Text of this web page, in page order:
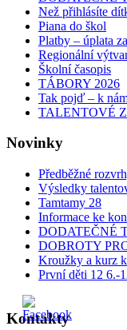
Než přihlásíte
Piana do škol
Platby – úplata
Regionální
Školní časopis
TÁBORY 2026
Tak pojď – k
TALENTOVÉ
Novinky
Předběžné
Výsledky
Tamtamy 28
Informace ke
DODATEČNÉ
DOBROTY
Kroužky a kurz
První děti 12 6.-
Kontakty